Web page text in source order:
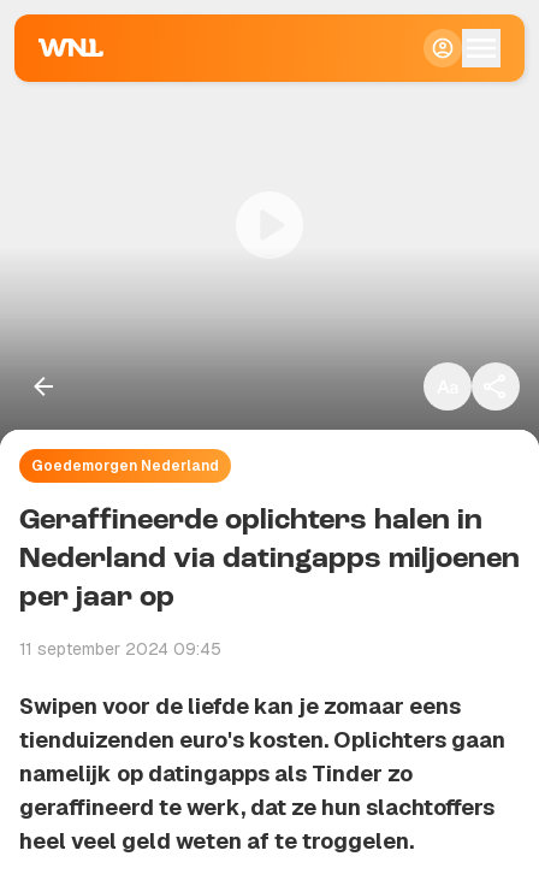
Goedemorgen Nederland
Geraffineerde oplichters halen in
Nederland via datingapps miljoenen
per jaar op
11 september 2024 09:45
Swipen voor de liefde kan je zomaar eens
tienduizenden euro's kosten. Oplichters gaan
namelijk op datingapps als Tinder zo
geraffineerd te werk, dat ze hun slachtoffers
heel veel geld weten af te troggelen.